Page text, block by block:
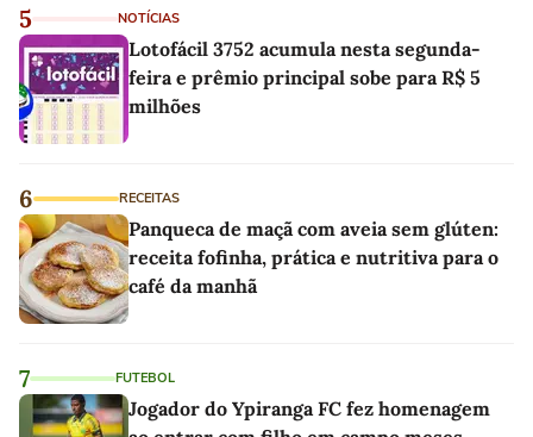
5 NOTÍCIAS
Lotofácil 3752 acumula nesta segunda-
feira e prêmio principal sobe para R$ 5
milhões
6 RECEITAS
Panqueca de maçã com aveia sem glúten:
receita fofinha, prática e nutritiva para o
café da manhã
7 FUTEBOL
Jogador do Ypiranga FC fez homenagem